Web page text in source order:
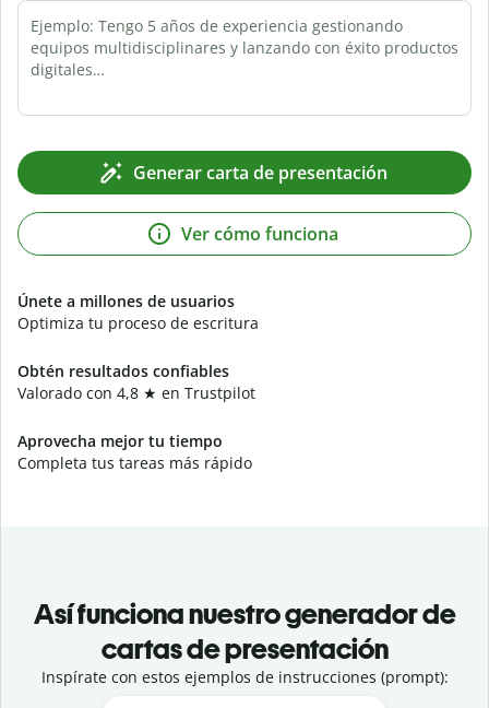
Generar carta de presentación
Únete a millones de usuarios
Optimiza tu proceso de escritura
Obtén resultados confiables
Valorado con 4,8 ★ en Trustpilot
Aprovecha mejor tu tiempo
Completa tus tareas más rápido
Ver cómo funciona
Así funciona nuestro generador de
cartas de presentación
Inspírate con estos ejemplos de instrucciones (prompt):